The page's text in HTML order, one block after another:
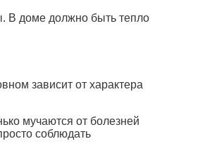
В доме должно быть тепло
зависит от характера
мучаются от болезней
соблюдать